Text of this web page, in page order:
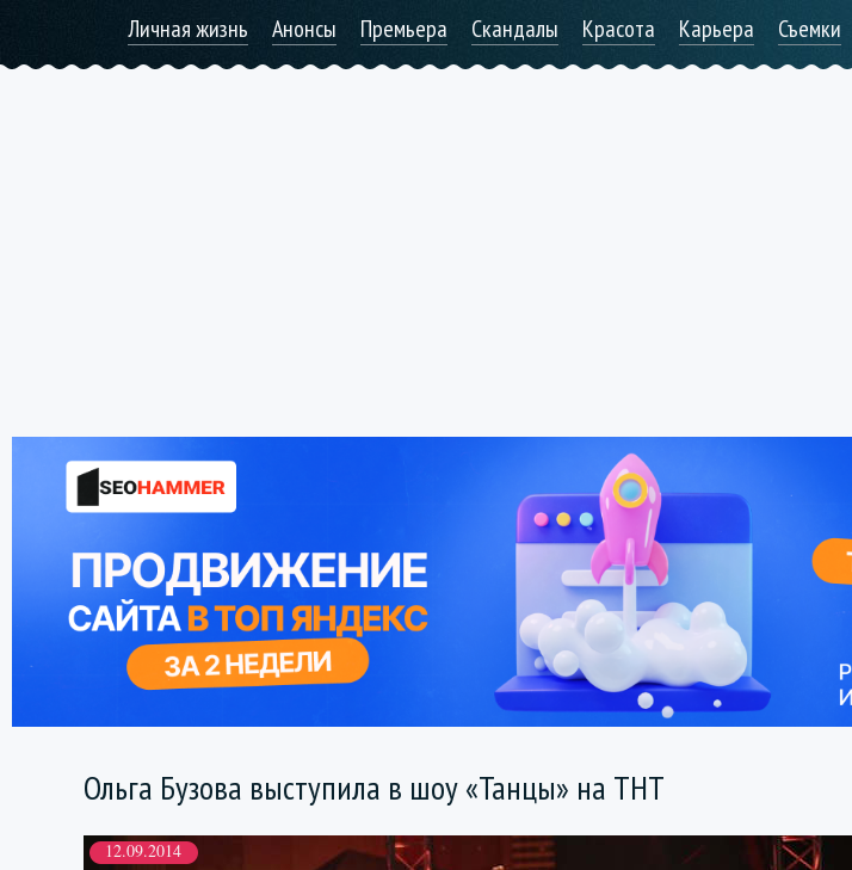
Личная жизнь Анонсы Премьера Скандалы Красота Карьера Съемки
Ольга Бузова выступила в шоу «Танцы» на ТНТ
12.09.2014